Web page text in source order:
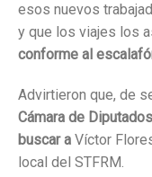
esos nuevos
y que los viajes los
conforme al
Advirtieron que, de
Cámara de
buscar a Víctor
local del STFRM.